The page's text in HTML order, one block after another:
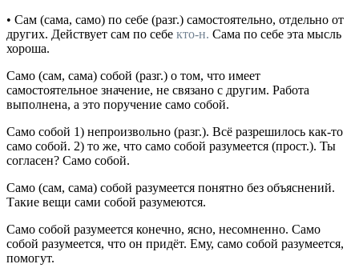
• Сам (сама, само) по себе (разг.) самостоятельно, отдельно от
других. Действует сам по себе кто-н. Сама по себе эта мысль
хороша.
Само (сам, сама) собой (разг.) о том, что имеет
самостоятельное значение, не связано с другим. Работа
выполнена, а это поручение само собой.
Само собой 1) непроизвольно (разг.). Всё разрешилось как-то
само собой. 2) то же, что само собой разумеется (прост.). Ты
согласен? Само собой.
Само (сам, сама) собой разумеется понятно без объяснений.
Такие вещи сами собой разумеются.
Само собой разумеется конечно, ясно, несомненно. Само
собой разумеется, что он придёт. Ему, само собой разумеется,
помогут.